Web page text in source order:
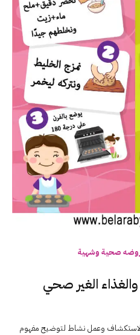
صحية وشهية
الغير صحي
وعمل نشاط لتوضيح مفهوم